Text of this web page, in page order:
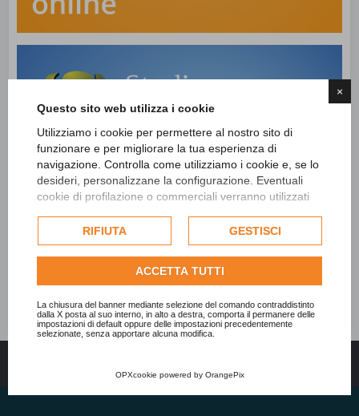
×
Questo sito web utilizza i cookie
Utilizziamo i cookie per permettere al nostro sito di
funzionare e per migliorare la tua esperienza di
navigazione. Controlla come utilizziamo i cookie e, se lo
desideri, personalizzane la configurazione. Eventuali
cookie di profilazione o commerciali verranno utilizzati
dell'utente e, se consentito, potrebbero essere utilizzati
per personalizzare gli annunci pubblicitari. Per ulteriori
informazioni su come Google utilizza i dati raccolti,
politica sulla privacy di Google
Consulta l'informativa cookie completa.
RIFIUTA GESTISCI
ACCETTA TUTTI
La chiusura del banner mediante selezione del comando contraddistinto
dalla X posta al suo interno, in alto a destra, comporta il permanere delle
impostazioni di default oppure delle impostazioni precedentemente
selezionate, senza apportare alcuna modifica.
OPXcookie powered by OrangePix